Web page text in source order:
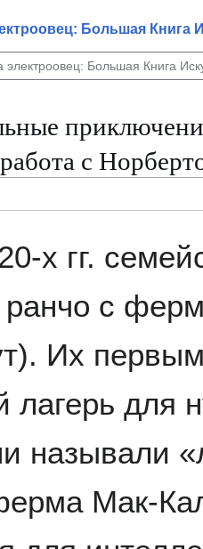
Большая Книга
с
х гг.
ранчо с
Их
лагерь для
называли
Мак-